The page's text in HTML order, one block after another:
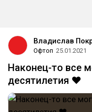
Владислав
Офтоп 25.01.2021
Наконец-то все
десятилетия ❤️